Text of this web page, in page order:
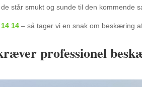
står smukt og sunde til den kommende
14 – så tager vi en snak om beskæring
professionel